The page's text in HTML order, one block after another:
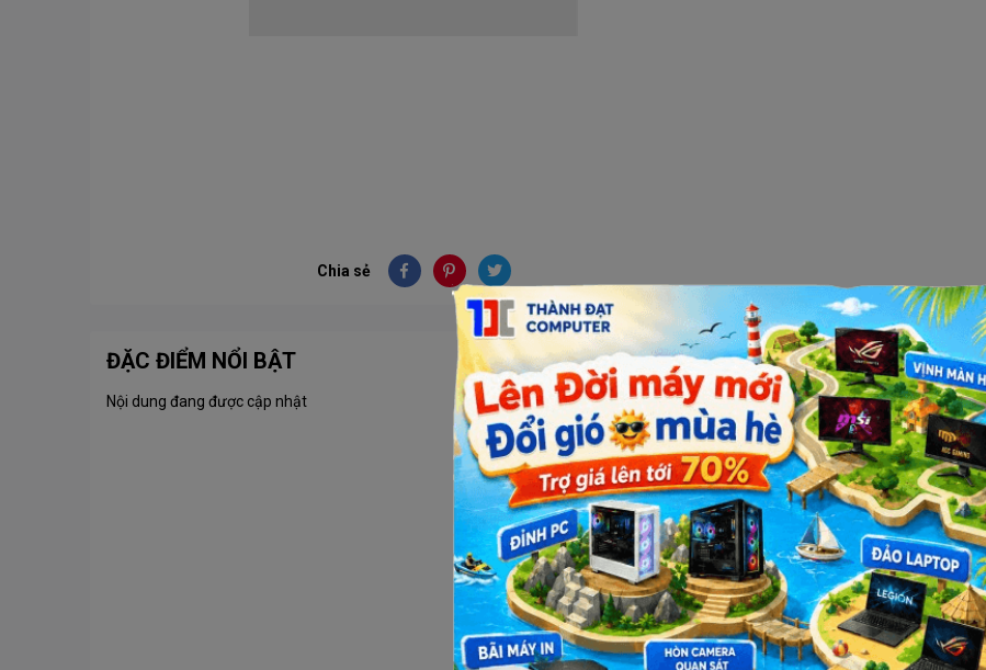
Chia sẻ
ĐẶC ĐIỂM NỔI BẬT
Nội dung đang được cập nhật